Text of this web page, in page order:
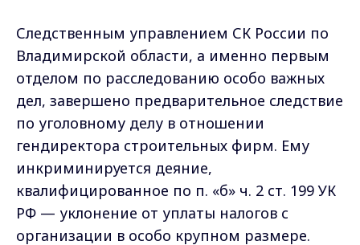
Следственным управлением СК России по
Владимирской области, а именно первым
отделом по расследованию особо важных
дел, завершено предварительное следствие
по уголовному делу в отношении
гендиректора строительных фирм. Ему
инкриминируется деяние,
квалифицированное по п. «б» ч. 2 ст. 199 УК
РФ — уклонение от уплаты налогов с
организации в особо крупном размере.